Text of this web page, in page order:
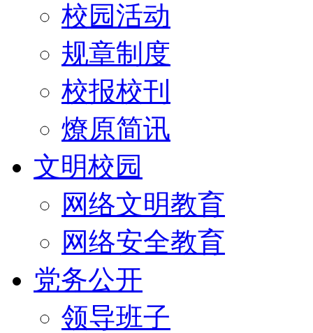
校园活动
规章制度
校报校刊
燎原简讯
文明校园
网络文明教育
网络安全教育
党务公开
领导班子